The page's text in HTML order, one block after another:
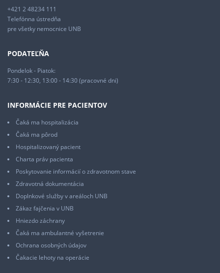
+421 2 48234 111
Telefónna ústredňa
pre všetky nemocnice UNB
PODATEĽŇA
Pondelok - Piatok:
7:30 - 12:30, 13:00 - 14:30 (pracovné dni)
INFORMÁCIE PRE PACIENTOV
Čaká ma hospitalizácia
Čaká ma pôrod
Hospitalizovaný pacient
Charta práv pacienta
Poskytovanie informácií o zdravotnom stave
Zdravotná dokumentácia
Doplnkové služby v areáloch UNB
Zákaz fajčenia v UNB
Hniezdo záchrany
Čaká ma ambulantné vyšetrenie
Ochrana osobných údajov
Čakacie lehoty na operácie